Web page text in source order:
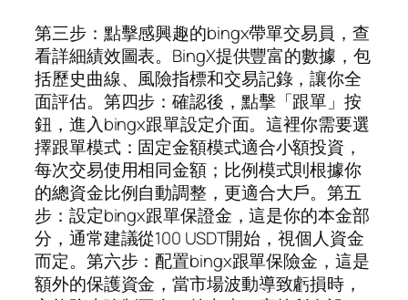
第三步：點擊感興趣的bingx帶單交易員，查
看詳細績效圖表。BingX提供豐富的數據，包
括歷史曲線、風險指標和交易記錄，讓你全
面評估。第四步：確認後，點擊「跟單」按
鈕，進入bingx跟單設定介面。這裡你需要選
擇跟單模式：固定金額模式適合小額投資，
每次交易使用相同金額；比例模式則根據你
的總資金比例自動調整，更適合大戶。第五
步：設定bingx跟單保證金，這是你的本金部
分，通常建議從100 USDT開始，視個人資金
而定。第六步：配置bingx跟單保險金，這是
額外的保護資金，當市場波動導致虧損時，